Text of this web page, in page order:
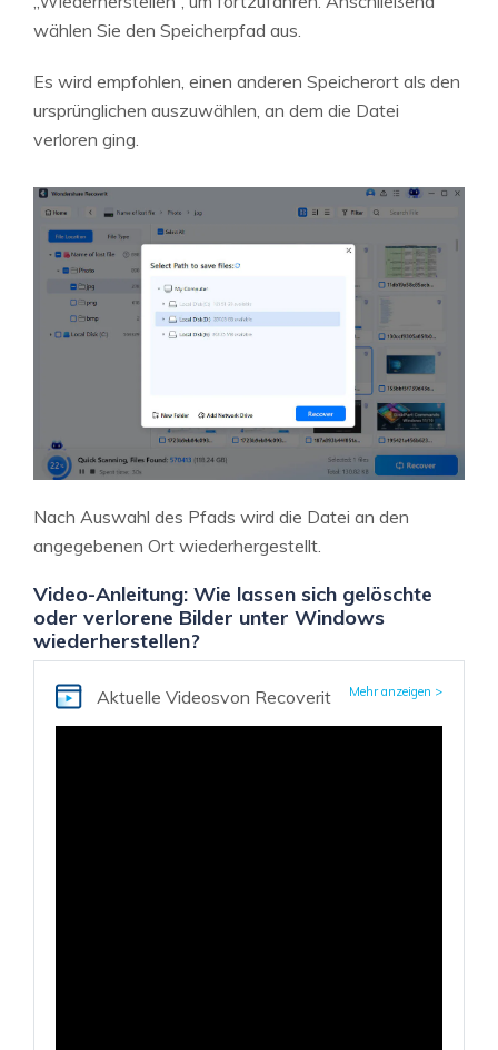
wählen Sie den Speicherpfad aus.
Es wird empfohlen, einen anderen Speicherort als den
ursprünglichen auszuwählen, an dem die Datei
verloren ging.
Nach Auswahl des Pfads wird die Datei an den
angegebenen Ort wiederhergestellt.
Video-Anleitung: Wie lassen sich gelöschte
oder verlorene Bilder unter Windows
wiederherstellen?
Aktuelle Videosvon Recoverit Mehr anzeigen >